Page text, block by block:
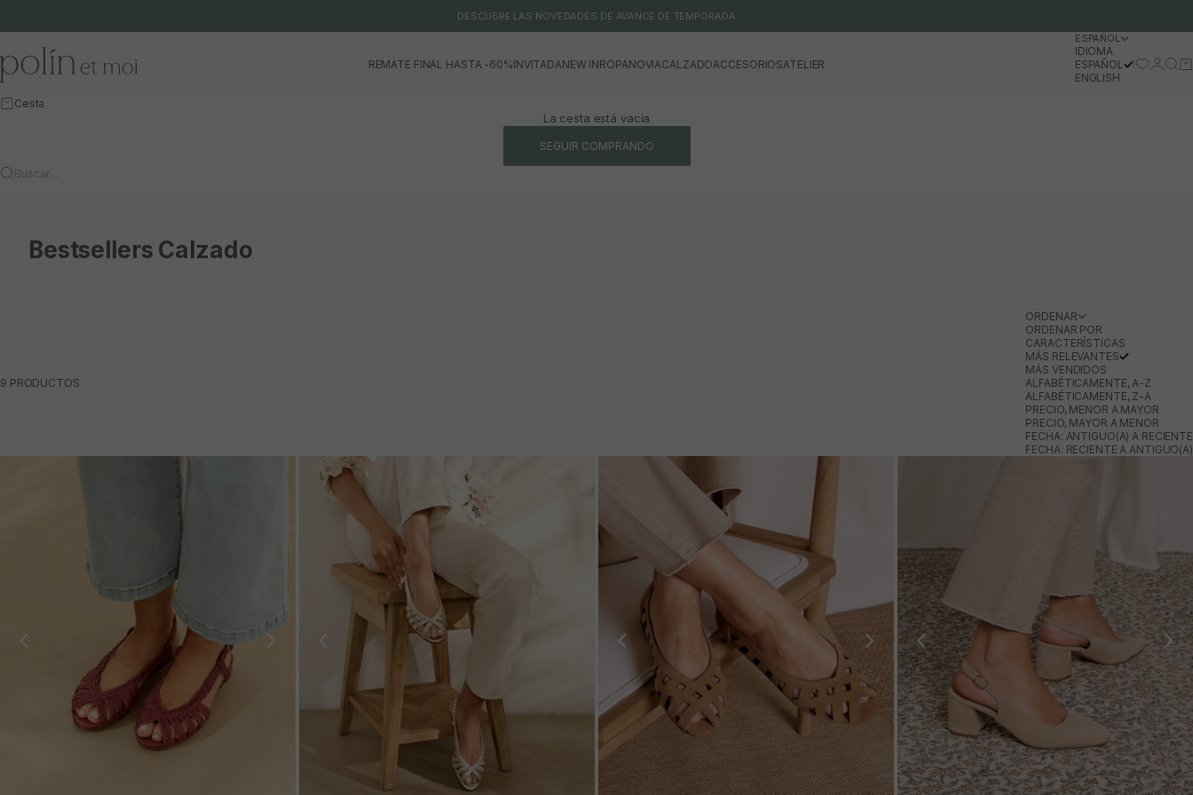
DESCUBRE LAS NOVEDADES DE AVANCE DE TEMPORADA
Polín et moi
REMATE FINAL HASTA -60%INVITADANEW INROPANOVIACALZADOACCESORIOSATELIER
ESPAÑOL
IDIOMA
ESPAÑOL
ENGLISH
Iniciar
Cesta
La cesta está vacía
SEGUIR COMPRANDO
Buscar…
Bestsellers Calzado
9 PRODUCTOS
ORDENAR
ORDENAR POR
CARACTERÍSTICAS
MÁS RELEVANTES
MÁS VENDIDOS
ALFABÉTICAMENTE, A-Z
ALFABÉTICAMENTE, Z-A
PRECIO, MENOR A MAYOR
PRECIO, MAYOR A MENOR
FECHA: ANTIGUO(A) A RECIENTE
FECHA: RECIENTE A ANTIGUO(A)